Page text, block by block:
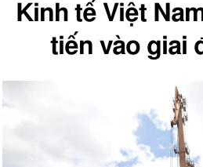
Kinh tế Việt
tiến vào giai